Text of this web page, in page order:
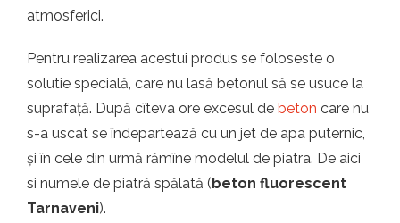
atmosferici.
Pentru realizarea acestui produs se foloseste o
solutie specială, care nu lasă betonul să se usuce la
suprafață. După cîteva ore excesul de beton care nu
s-a uscat se îndepartează cu un jet de apa puternic,
și în cele din urmă rămîne modelul de piatra. De aici
si numele de piatră spălată (beton fluorescent
Tarnaveni).